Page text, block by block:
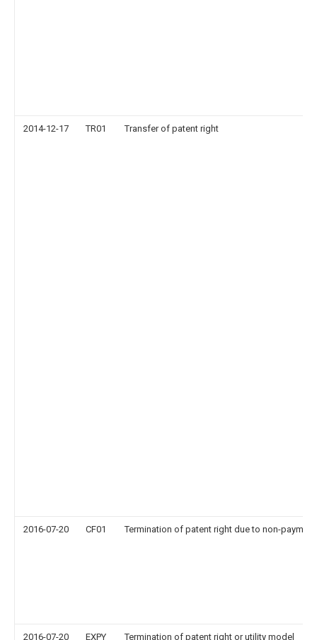
2014-12-17 TR01 Transfer of patent right
2016-07-20 CF01 Termination of patent right due to non-
2016-07-20 EXPY Termination of patent right or utility model